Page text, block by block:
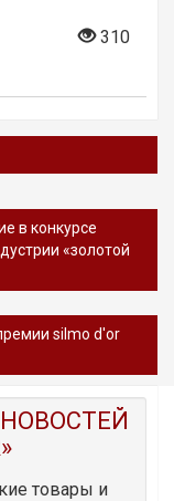
310
в конкурсе
«золотой
silmo d'or
товары и